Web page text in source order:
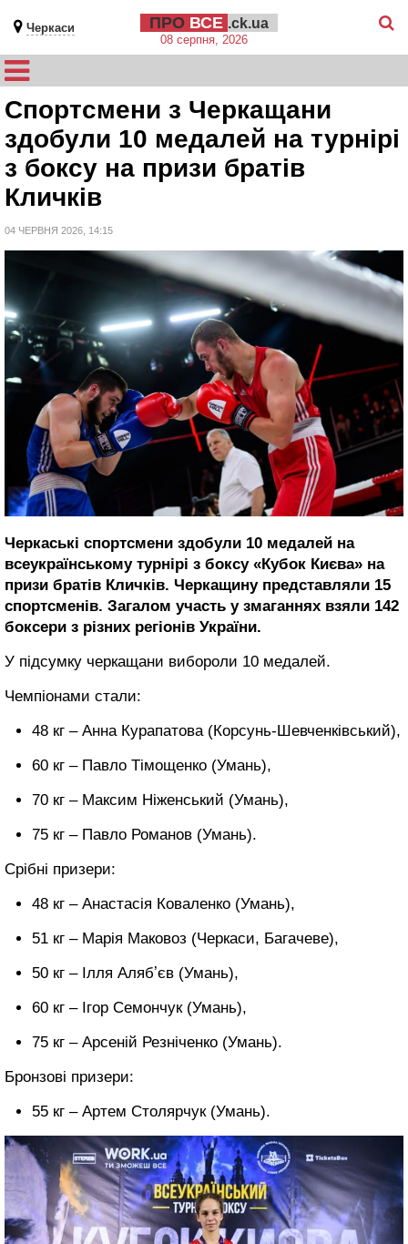
Черкаси ПРО ВСЕ .ck.ua
08 серпня, 2026
Спортсмени з Черкащани
здобули 10 медалей на турнірі
з боксу на призи братів
Кличків
04 ЧЕРВНЯ 2026, 14:15
Черкаські спортсмени здобули 10 медалей на
всеукраїнському турнірі з боксу «Кубок Києва» на
призи братів Кличків. Черкащину представляли 15
спортсменів. Загалом участь у змаганнях взяли 142
боксери з різних регіонів України.
У підсумку черкащани вибороли 10 медалей.
Чемпіонами стали:
48 кг – Анна Курапатова (Корсунь-Шевченківський),
60 кг – Павло Тімощенко (Умань),
70 кг – Максим Ніженський (Умань),
75 кг – Павло Романов (Умань).
Срібні призери:
48 кг – Анастасія Коваленко (Умань),
51 кг – Марія Маковоз (Черкаси, Багачеве),
50 кг – Ілля Алябʼєв (Умань),
60 кг – Ігор Семончук (Умань),
75 кг – Арсеній Резніченко (Умань).
Бронзові призери:
55 кг – Артем Столярчук (Умань).